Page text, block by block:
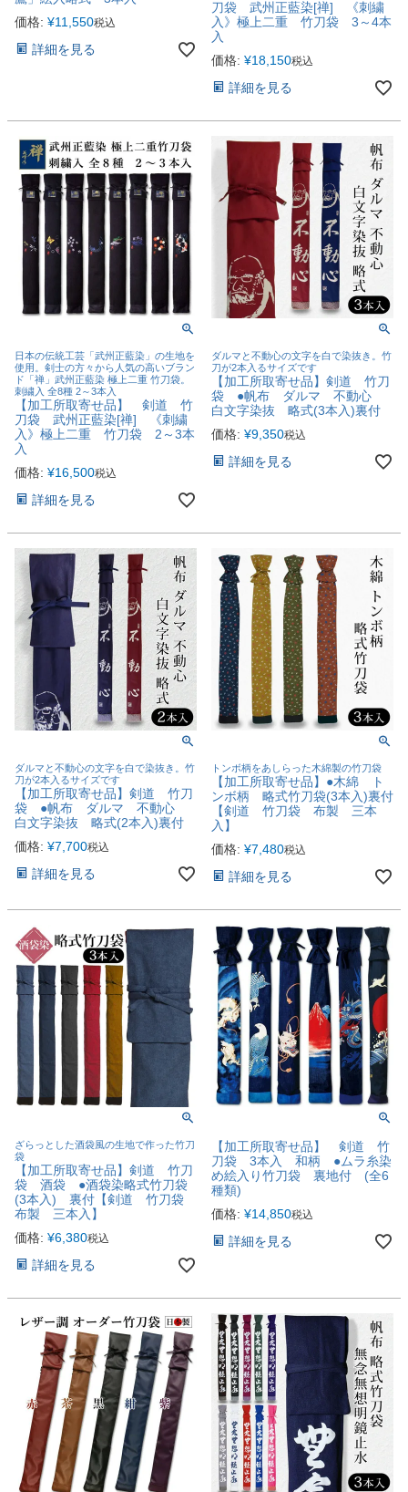
価格: ¥11,550税込
詳細を見る
刀袋 武州正藍染[禅] 《刺繍
入》極上二重 竹刀袋 3～4本
入
価格: ¥18,150税込
詳細を見る
日本の伝統工芸「武州正藍染」の生地を
使用。剣士の方々から人気の高いブラン
ド「禅」武州正藍染 極上二重 竹刀袋。
刺繍入 全8種 2～3本入
【加工所取寄せ品】 剣道 竹
刀袋 武州正藍染[禅] 《刺繍
入》極上二重 竹刀袋 2～3本
入
価格: ¥16,500税込
詳細を見る
ダルマと不動心の文字を白で染抜き。竹
刀が2本入るサイズです
【加工所取寄せ品】剣道 竹刀
袋 ●帆布 ダルマ 不動心
白文字染抜 略式(3本入)裏付
価格: ¥9,350税込
詳細を見る
ダルマと不動心の文字を白で染抜き。竹
刀が2本入るサイズです
【加工所取寄せ品】剣道 竹刀
袋 ●帆布 ダルマ 不動心
白文字染抜 略式(2本入)裏付
価格: ¥7,700税込
詳細を見る
トンボ柄をあしらった木綿製の竹刀袋
【加工所取寄せ品】●木綿 ト
ンボ柄 略式竹刀袋(3本入)裏付
【剣道 竹刀袋 布製 三本
入】
価格: ¥7,480税込
詳細を見る
ざらっとした酒袋風の生地で作った竹刀
袋
【加工所取寄せ品】剣道 竹刀
袋 酒袋 ●酒袋染略式竹刀袋
(3本入) 裏付【剣道 竹刀袋
布製 三本入】
価格: ¥6,380税込
詳細を見る
【加工所取寄せ品】 剣道 竹
刀袋 3本入 和柄 ●ムラ糸染
め絵入り竹刀袋 裏地付 (全6
種類)
価格: ¥14,850税込
詳細を見る